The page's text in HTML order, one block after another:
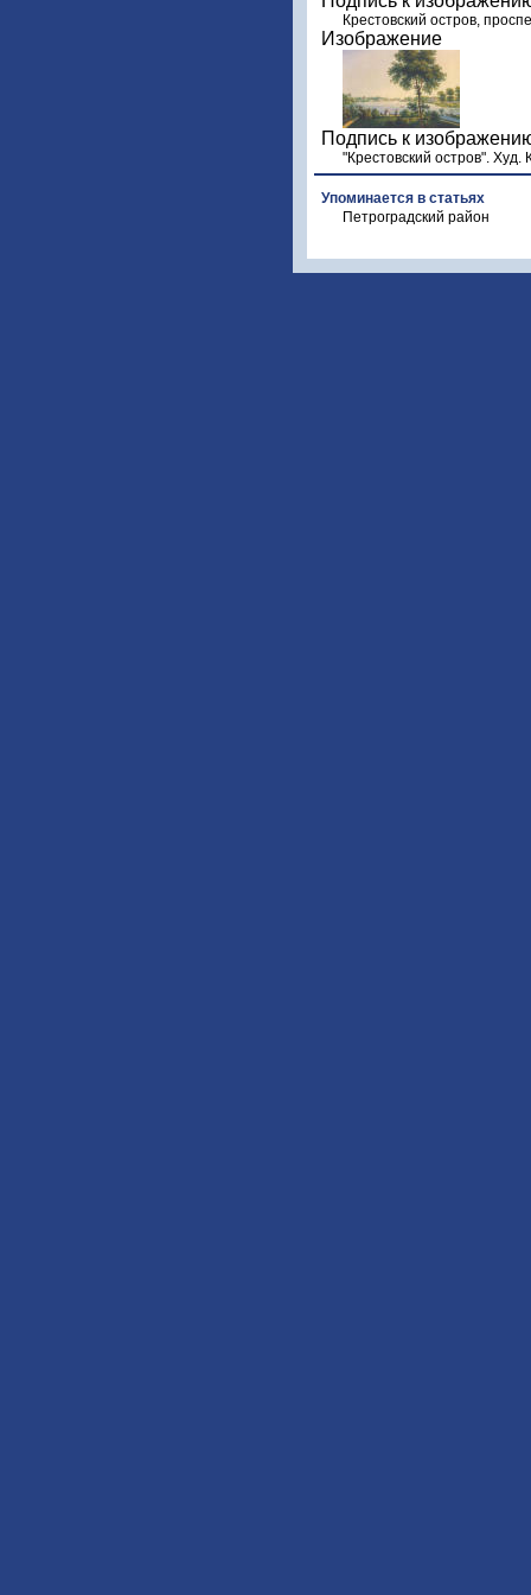
Крестовский остров,
Изображение
Подпись к
"Крестовский остров". Худ.
Упоминается в статьях
Петроградский район